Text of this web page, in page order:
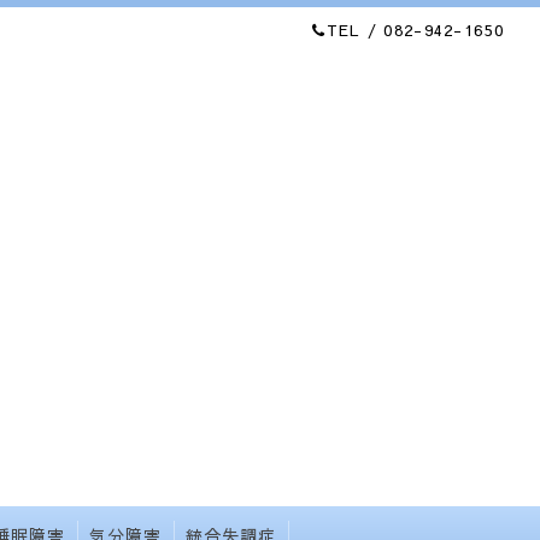
TEL / 082-942-1650
眠障害 気分障害 統合失調症